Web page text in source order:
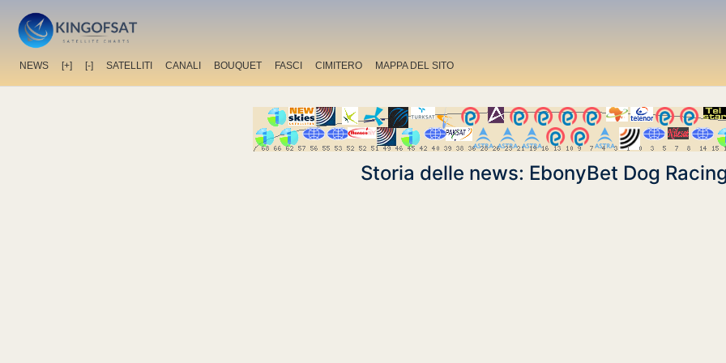
NEWS [+] [-] SATELLITI CANALI BOUQUET FASCI CIMITERO MAPPA DEL SITO
Storia delle news: EbonyBet Dog